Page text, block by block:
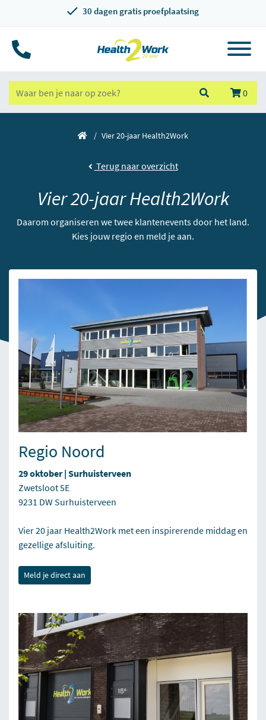
30 dagen gratis proefplaatsing
0
Vier 20-jaar Health2Work
Terug naar overzicht
Vier 20-jaar Health2Work
Daarom organiseren we twee klantenevents door het land.
Kies jouw regio en meld je aan.
Regio Noord
29 oktober | Surhuisterveen
Zwetsloot 5E
9231 DW Surhuisterveen
Vier 20 jaar Health2Work met een inspirerende middag en
gezellige afsluiting.
Meld je direct aan